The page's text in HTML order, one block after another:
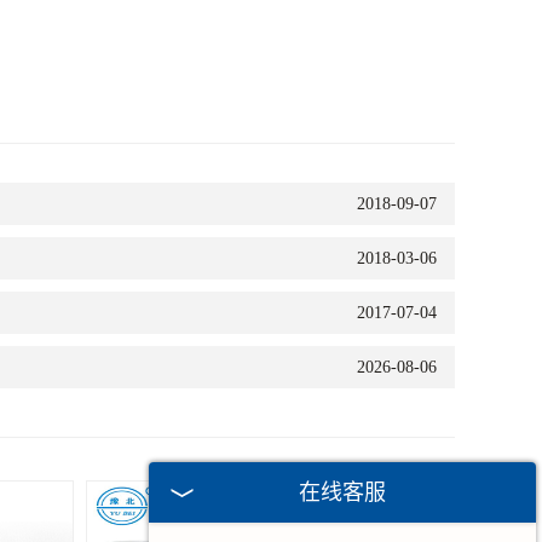
2018-09-07
2018-03-06
2017-07-04
2026-08-06
在线客服